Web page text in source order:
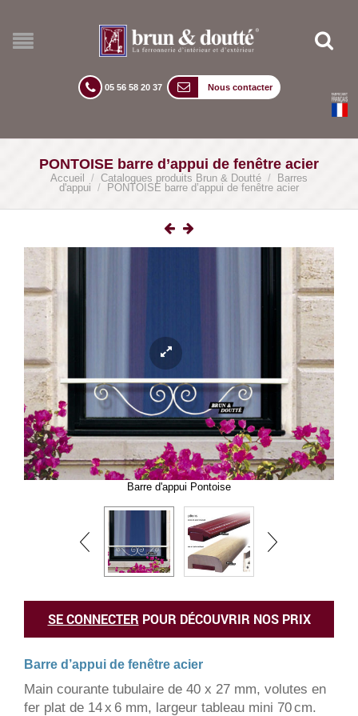
05 56 58 20 37 Nous contacter
PONTOISE barre d’appui de fenêtre acier
Accueil / Catalogues produits Brun & Doutté /
Barres
d'appui / PONTOISE barre d’appui de fenêtre acier
Barre d'appui Pontoise
lightbox
SE CONNECTER POUR DÉCOUVRIR NOS PRIX
Barre d’appui de fenêtre acier
Main courante tubulaire de 40 x 27 mm, volutes en
fer plat de 14 x 6 mm, largeur tableau mini 70 cm.